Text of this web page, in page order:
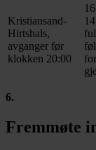
Kristiansand-
Hirtshals,
avganger før
klokken 20:00
6.
Fremmøte